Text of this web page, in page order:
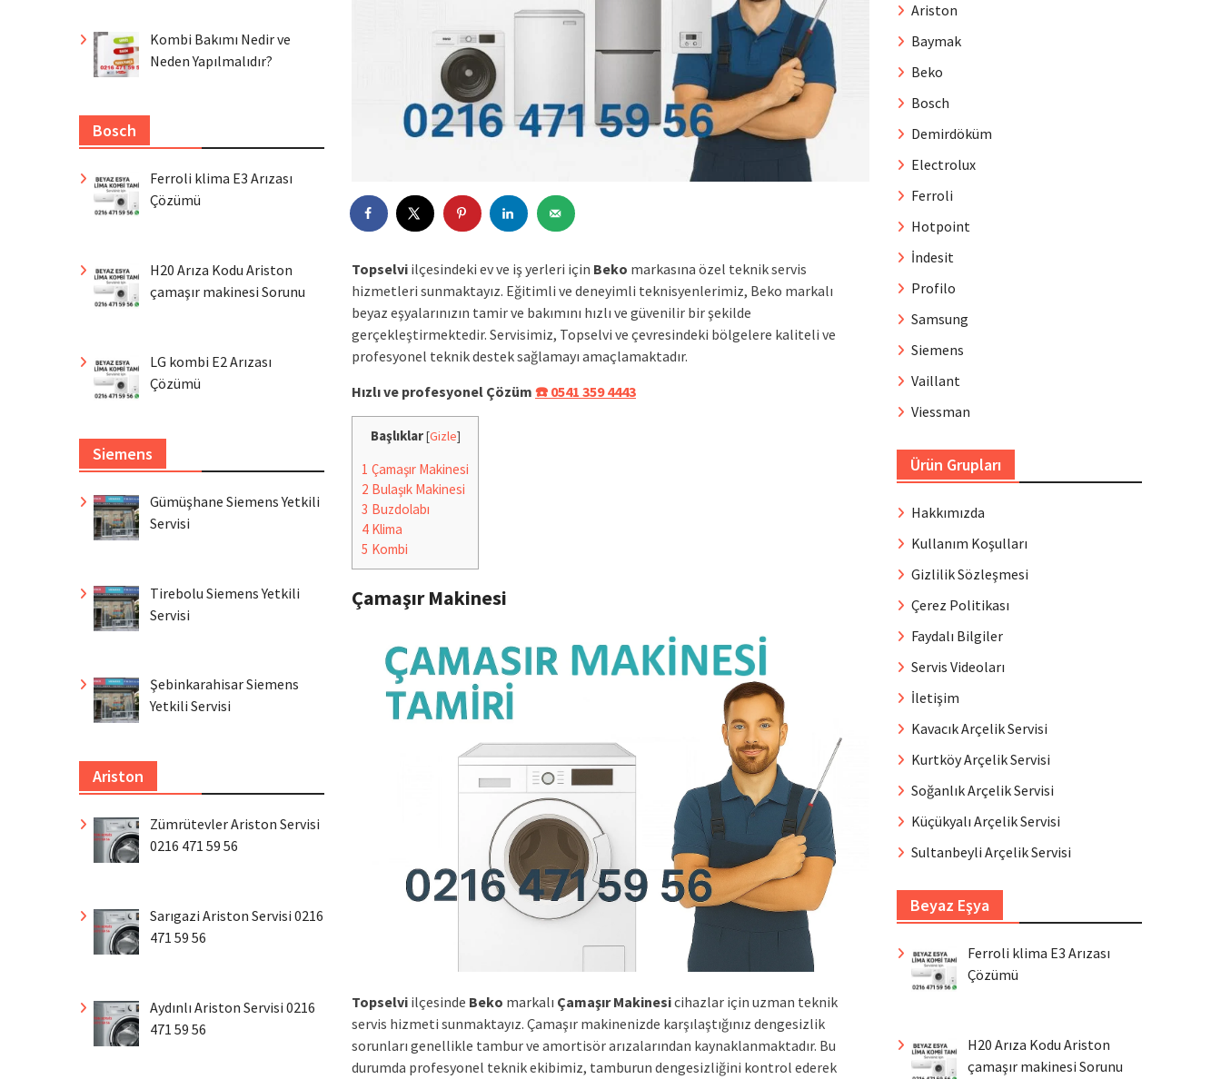
Topselvi ilçesindeki ev ve iş yerleri için Beko markasına özel teknik servis
hizmetleri sunmaktayız. Eğitimli ve deneyimli teknisyenlerimiz, Beko markalı
beyaz eşyalarınızın tamir ve bakımını hızlı ve güvenilir bir şekilde
gerçekleştirmektedir. Servisimiz, Topselvi ve çevresindeki bölgelere kaliteli ve
profesyonel teknik destek sağlamayı amaçlamaktadır.
Hızlı ve profesyonel Çözüm ☎️ 0541 359 4443
Başlıklar [Gizle]
1 Çamaşır Makinesi
2 Bulaşık Makinesi
3 Buzdolabı
4 Klima
5 Kombi
Çamaşır Makinesi
Topselvi ilçesinde Beko markalı Çamaşır Makinesicihazlar için uzman teknik
servis hizmeti sunmaktayız. Çamaşır makinenizde karşılaştığınız dengesizlik
sorunları genellikle tambur ve amortisör arızalarından kaynaklanmaktadır. Bu
durumda profesyonel teknik ekibimiz, tamburun dengesizliğini kontrol ederek
Ariston
Baymak
Beko
Bosch
Demirdöküm
Electrolux
Ferroli
Hotpoint
İndesit
Profilo
Samsung
Siemens
Vaillant
Viessman
Ürün Grupları
Hakkımızda
Kullanım Koşulları
Gizlilik Sözleşmesi
Çerez Politikası
Faydalı Bilgiler
Servis Videoları
İletişim
Kavacık Arçelik Servisi
Kurtköy Arçelik Servisi
Soğanlık Arçelik Servisi
Küçükyalı Arçelik Servisi
Sultanbeyli Arçelik Servisi
Beyaz Eşya
Ferroli klima E3 Arızası
Çözümü
H20 Arıza Kodu Ariston
çamaşır makinesi Sorunu
Kombi Bakımı Nedir ve
Neden Yapılmalıdır?
Bosch
Ferroli klima E3 Arızası
Çözümü
H20 Arıza Kodu Ariston
çamaşır makinesi Sorunu
LG kombi E2 Arızası
Çözümü
Siemens
Gümüşhane Siemens Yetkili
Servisi
Tirebolu Siemens Yetkili
Servisi
Şebinkarahisar Siemens
Yetkili Servisi
Ariston
Zümrütevler Ariston Servisi
0216 471 59 56
Sarıgazi Ariston Servisi 0216
471 59 56
Aydınlı Ariston Servisi 0216
471 59 56